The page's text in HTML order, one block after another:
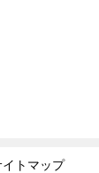
イトマップ